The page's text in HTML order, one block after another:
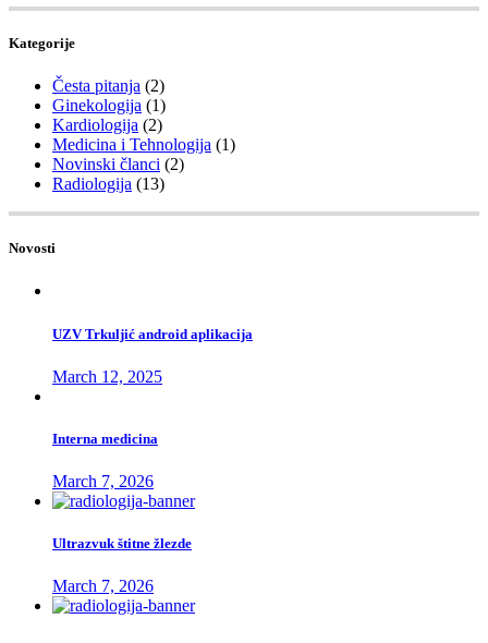
Kategorije
Česta pitanja (2)
Ginekologija (1)
Kardiologija (2)
Medicina i Tehnologija (1)
Novinski članci (2)
Radiologija (13)
Novosti
UZV Trkuljić android aplikacija
March 12, 2025
Interna medicina
March 7, 2026
Ultrazvuk štitne žlezde
March 7, 2026